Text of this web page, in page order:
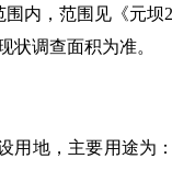
内，范围见《元
状调查面积为准。
地，主要用途为